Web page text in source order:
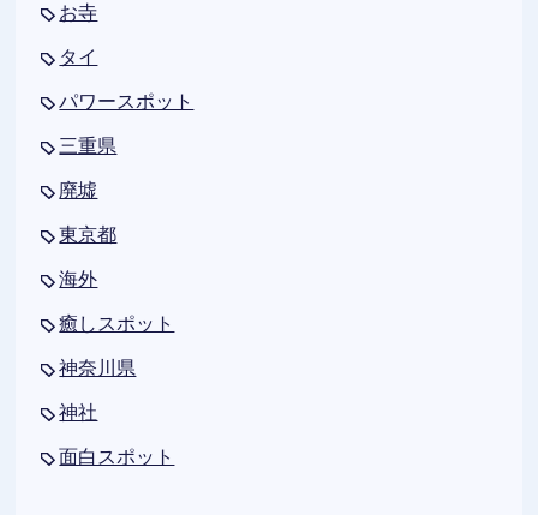
お寺
タイ
パワースポット
三重県
廃墟
東京都
海外
癒しスポット
神奈川県
神社
面白スポット